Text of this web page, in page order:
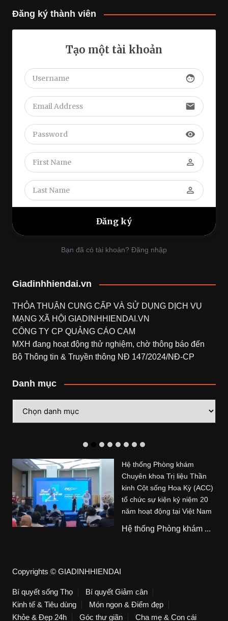
Đăng ký thành viên
Tạo một tài khoản
face
email
visibility
perm_identity
perm_identity
Bạn đã có tài khoản? Đăng nhập
Giadinhhiendai.vn
THỎA THUẬN CUNG CẤP VÀ SỬ DỤNG DỊCH VỤ
MẠNG XÃ HỘI GIADINHHIENDAI.VN
CÔNG TY CP QUẢNG CÁO CAM
MXH đang hoạt động thử nghiệm, chờ thông báo đến
Bộ Thông tin & Truyền thông NĐ 147/2024/NĐ-CP
Danh mục
mục
Hệ thống Phòng khám
Chuyên khoa Trị liệu Thần
kinh Cột sống Hoa Kỳ (ACC)
tổ chức sự kiện kỷ niệm 20
năm hoạt động tại Việt Nam
Hệ thống Phòng khám ...
Copyrights © GIADINHHIENDAI
Bí quyết sống Thọ
Bí quyết Giảm cân
Kinh tế & Tiêu dùng
Món ngon & Điểm đẹp
Khỏe & Đẹp 24h
Góc thư giãn Cha mẹ & Con cái